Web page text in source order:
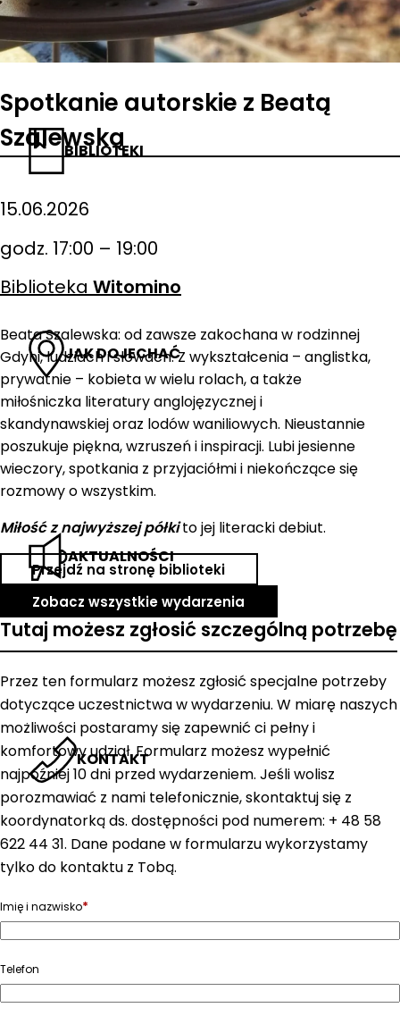
BIBLIOTEKI
JAK DOJECHAĆ
AKTUALNOŚCI
KONTAKT
Spotkanie autorskie z Beatą
Szalewską
15.06.2026
godz. 17:00 – 19:00
Biblioteka Witomino
Beata Szalewska: od zawsze zakochana w rodzinnej
Gdyni, ludziach i słowach. Z wykształcenia – anglistka,
prywatnie – kobieta w wielu rolach, a także
miłośniczka literatury anglojęzycznej i
skandynawskiej oraz lodów waniliowych. Nieustannie
poszukuje piękna, wzruszeń i inspiracji. Lubi jesienne
wieczory, spotkania z przyjaciółmi i niekończące się
rozmowy o wszystkim.
Miłość z najwyższej półkito jej literacki debiut.
Przejdź na stronę biblioteki
Zobacz wszystkie wydarzenia
Tutaj możesz zgłosić szczególną potrzebę
Przez ten formularz możesz zgłosić specjalne potrzeby
dotyczące uczestnictwa w wydarzeniu. W miarę naszych
możliwości postaramy się zapewnić ci pełny i
komfortowy udział. Formularz możesz wypełnić
najpóźniej 10 dni przed wydarzeniem. Jeśli wolisz
porozmawiać z nami telefonicznie, skontaktuj się z
koordynatorką ds. dostępności pod numerem: + 48 58
622 44 31. Dane podane w formularzu wykorzystamy
tylko do kontaktu z Tobą.
Imię i nazwisko*
Telefon